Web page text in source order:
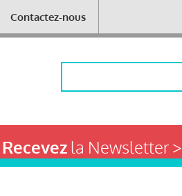
Contactez-nous
Recevezla Newsletter >